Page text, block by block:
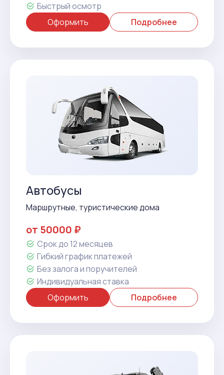
Быстрый осмотр
Оформить
Подробнее
Автобусы
Маршрутные, туристические дома
от 50000 ₽
Срок до 12 месяцев
Гибкий график платежей
Без залога и поручителей
Индивидуальная ставка
Оформить
Подробнее